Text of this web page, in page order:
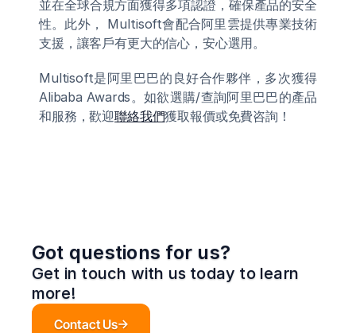
並在全球合規方面獲得多項認證，確保產品的安全
性。此外， Multisoft會配合阿里雲提供專業技術
支援，讓客戶有更大的信心，安心選用。
Multisoft是阿里巴巴的良好合作夥伴，多次獲得
Alibaba Awards。如欲選購/查詢阿里巴巴的產品
和服務，歡迎聯絡我們獲取報價或免費咨詢！
Got questions for us?
Get in touch with us today to learn
more!
Contact Us